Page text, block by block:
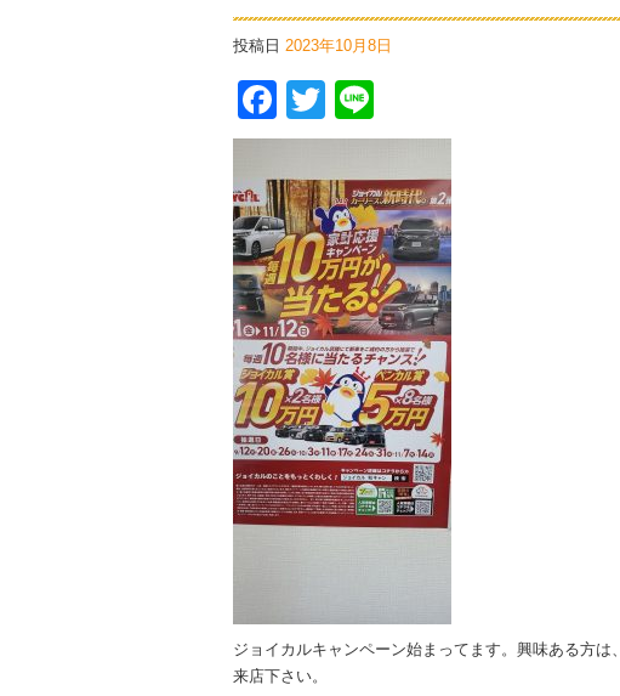
投稿日 2023年10月8日
Facebook
Twitter
ジョイカルキャンペーン始まってます。興味ある方は、
来店下さい。